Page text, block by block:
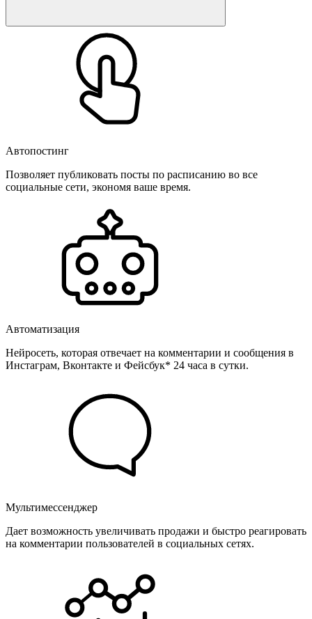
Автопостинг
Позволяет публиковать посты по расписанию во все
социальные сети, экономя ваше время.
Автоматизация
Нейросеть, которая отвечает на комментарии и сообщения в
Инстаграм, Вконтакте и Фейсбук* 24 часа в сутки.
Мультимессенджер
Дает возможность увеличивать продажи и быстро реагировать
на комментарии пользователей в социальных сетях.